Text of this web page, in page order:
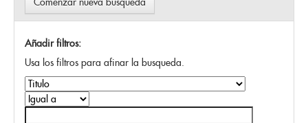
Añadir filtros:
Usa los filtros para afinar la busqueda.